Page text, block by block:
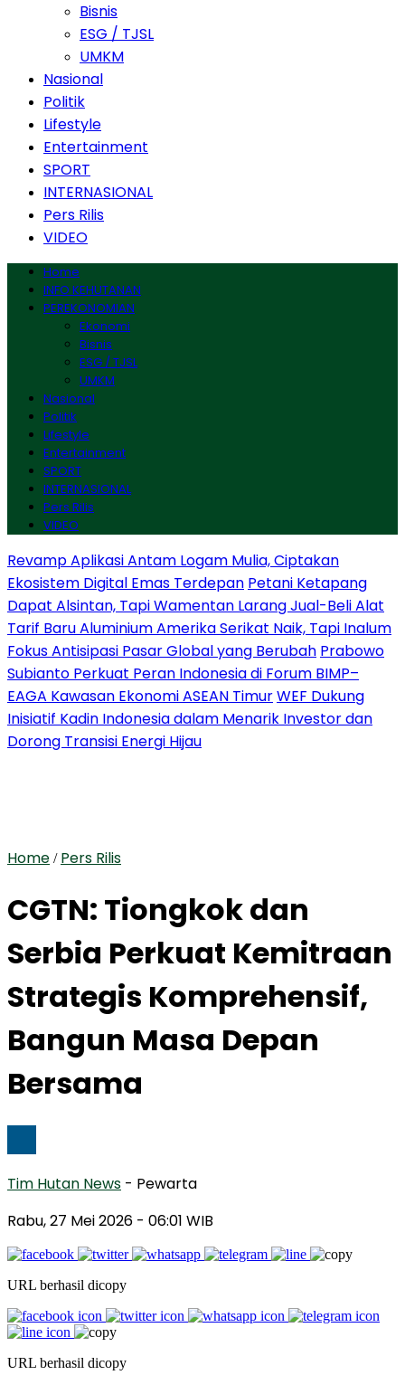
Bisnis
ESG / TJSL
UMKM
Nasional
Politik
Lifestyle
Entertainment
SPORT
INTERNASIONAL
Pers Rilis
VIDEO
Home
INFO KEHUTANAN
PEREKONOMIAN
Ekonomi
Bisnis
ESG / TJSL
UMKM
Nasional
Politik
Lifestyle
Entertainment
SPORT
INTERNASIONAL
Pers Rilis
VIDEO
Revamp Aplikasi Antam Logam Mulia, Ciptakan
Ekosistem Digital Emas Terdepan Petani Ketapang
Dapat Alsintan, Tapi Wamentan Larang Jual-Beli Alat
Tarif Baru Aluminium Amerika Serikat Naik, Tapi Inalum
Fokus Antisipasi Pasar Global yang Berubah Prabowo
Subianto Perkuat Peran Indonesia di Forum BIMP–
EAGA Kawasan Ekonomi ASEAN TimurWEF Dukung
Inisiatif Kadin Indonesia dalam Menarik Investor dan
Dorong Transisi Energi Hijau
Home / Pers Rilis
CGTN: Tiongkok dan
Serbia Perkuat Kemitraan
Strategis Komprehensif,
Bangun Masa Depan
Bersama
Tim Hutan News - Pewarta
Rabu, 27 Mei 2026 - 06:01 WIB
URL berhasil dicopy
URL berhasil dicopy